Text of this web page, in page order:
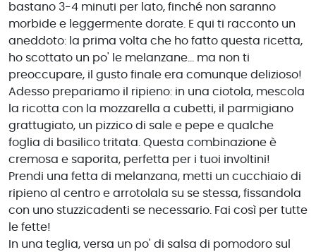
bastano 3-4 minuti per lato, finché non saranno
morbide e leggermente dorate. E qui ti racconto un
aneddoto: la prima volta che ho fatto questa ricetta,
ho scottato un po' le melanzane... ma non ti
preoccupare, il gusto finale era comunque delizioso!
Adesso prepariamo il ripieno: in una ciotola, mescola
la ricotta con la mozzarella a cubetti, il parmigiano
grattugiato, un pizzico di sale e pepe e qualche
foglia di basilico tritata. Questa combinazione è
cremosa e saporita, perfetta per i tuoi involtini!
Prendi una fetta di melanzana, metti un cucchiaio di
ripieno al centro e arrotolala su se stessa, fissandola
con uno stuzzicadenti se necessario. Fai così per tutte
le fette!
In una teglia, versa un po' di salsa di pomodoro sul